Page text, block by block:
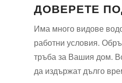
ДОВЕРЕТЕ
Има много видове
работни условия.
тръба за Вашия дом.
да издържат дълго